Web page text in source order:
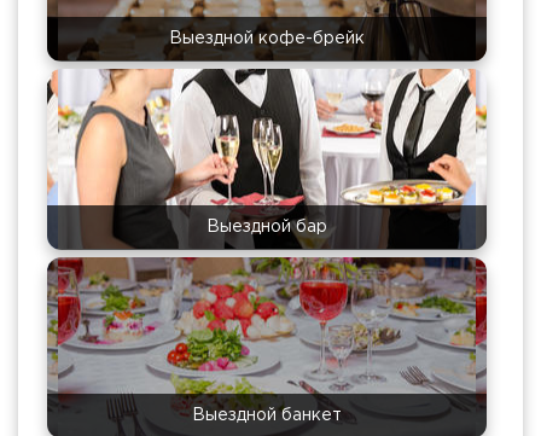
Выездной кофе-брейк
Выездной бар
Выездной банкет